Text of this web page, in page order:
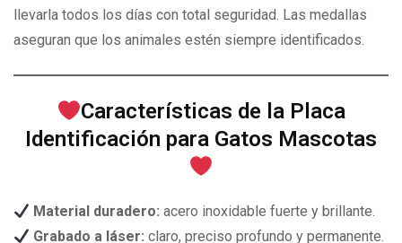
llevarla todos los días con total seguridad. Las medallas
aseguran que los animales estén siempre identificados.
Características de la Placa
Identificación para Gatos Mascotas
Material duradero: acero inoxidable fuerte y brillante.
Grabado a láser: claro, preciso profundo y permanente.